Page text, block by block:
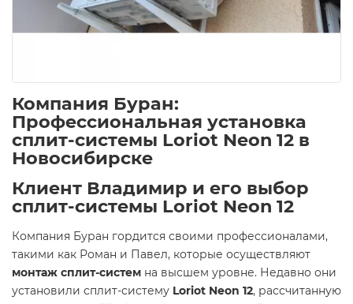
Компания Буран:
Профессиональная установка
сплит-системы Loriot Neon 12 в
Новосибирске
Клиент Владимир и его выбор
сплит-системы Loriot Neon 12
Компания Буран гордится своими профессионалами,
такими как Роман и Павел, которые осуществляют
монтаж сплит-систем на высшем уровне. Недавно они
установили сплит-систему Loriot Neon 12, рассчитанную